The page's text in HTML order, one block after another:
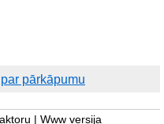
pārkāpumu
Www versija